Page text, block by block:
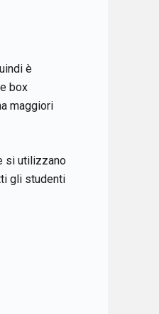
è
box
maggiori
si utilizzano
gli studenti